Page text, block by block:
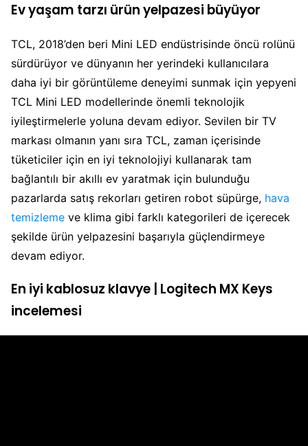
Ev yaşam tarzı ürün yelpazesi büyüyor
TCL, 2018’den beri Mini LED endüstrisinde öncü rolünü
sürdürüyor ve dünyanın her yerindeki kullanıcılara
daha iyi bir görüntüleme deneyimi sunmak için yepyeni
TCL Mini LED modellerinde önemli teknolojik
iyileştirmelerle yoluna devam ediyor. Sevilen bir TV
markası olmanın yanı sıra TCL, zaman içerisinde
tüketiciler için en iyi teknolojiyi kullanarak tam
bağlantılı bir akıllı ev yaratmak için bulunduğu
pazarlarda satış rekorları getiren robot süpürge, hava
temizleme ve klima gibi farklı kategorileri de içerecek
şekilde ürün yelpazesini başarıyla güçlendirmeye
devam ediyor.
En iyi kablosuz klavye | Logitech MX Keys
incelemesi